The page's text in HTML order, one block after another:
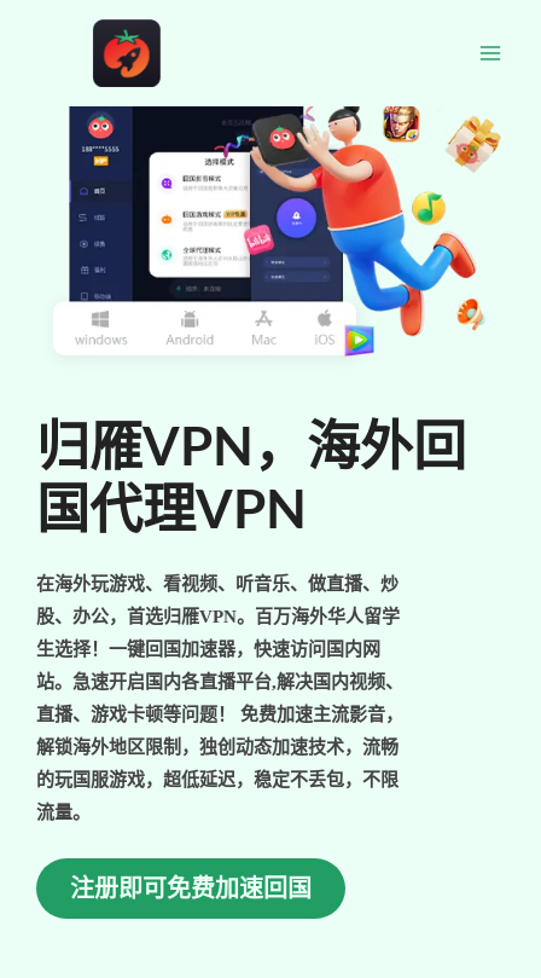
归雁VPN，海外回
国代理VPN
在海外玩游戏、看视频、听音乐、做直播、炒
股、办公，首选归雁VPN。百万海外华人留学
生选择！一键回国加速器，快速访问国内网
站。急速开启国内各直播平台,解决国内视频、
直播、游戏卡顿等问题！ 免费加速主流影音，
解锁海外地区限制，独创动态加速技术，流畅
的玩国服游戏，超低延迟，稳定不丢包，不限
流量。
注册即可免费加速回国